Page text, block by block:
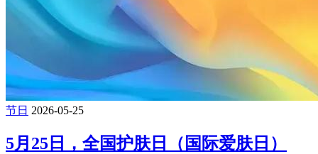
节日 2026-05-25
5月25日，全国护肤日（国际爱肤日）